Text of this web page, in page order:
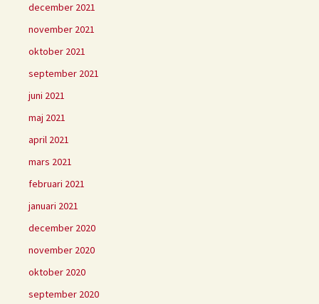
december 2021
november 2021
oktober 2021
september 2021
juni 2021
maj 2021
april 2021
mars 2021
februari 2021
januari 2021
december 2020
november 2020
oktober 2020
september 2020